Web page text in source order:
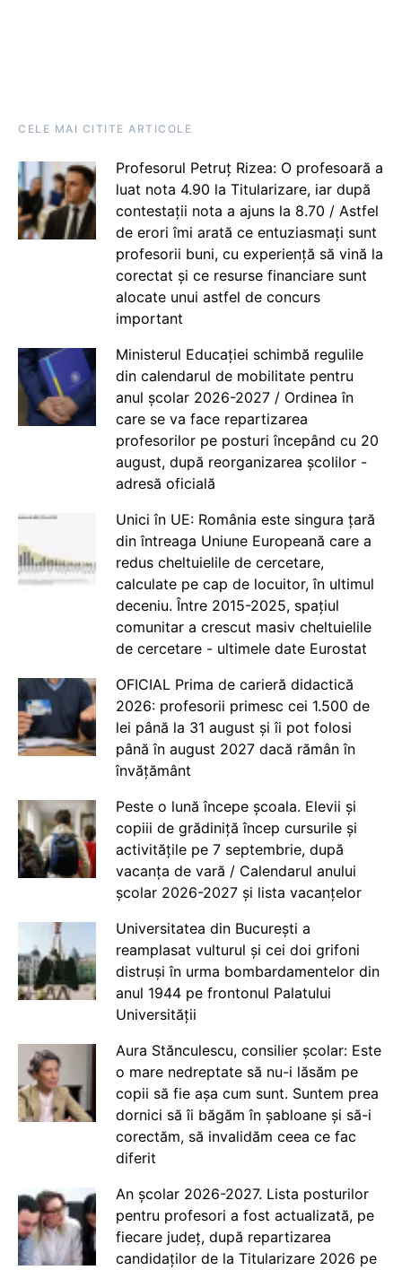
CELE MAI CITITE ARTICOLE
Profesorul Petruț Rizea: O profesoară a
luat nota 4.90 la Titularizare, iar după
contestații nota a ajuns la 8.70 / Astfel
de erori îmi arată ce entuziasmați sunt
profesorii buni, cu experiență să vină la
corectat și ce resurse financiare sunt
alocate unui astfel de concurs
important
Ministerul Educației schimbă regulile
din calendarul de mobilitate pentru
anul școlar 2026-2027 / Ordinea în
care se va face repartizarea
profesorilor pe posturi începând cu 20
august, după reorganizarea școlilor -
adresă oficială
Unici în UE: România este singura țară
din întreaga Uniune Europeană care a
redus cheltuielile de cercetare,
calculate pe cap de locuitor, în ultimul
deceniu. Între 2015-2025, spațiul
comunitar a crescut masiv cheltuielile
de cercetare - ultimele date Eurostat
OFICIAL Prima de carieră didactică
2026: profesorii primesc cei 1.500 de
lei până la 31 august și îi pot folosi
până în august 2027 dacă rămân în
învățământ
Peste o lună începe școala. Elevii și
copiii de grădiniță încep cursurile și
activitățile pe 7 septembrie, după
vacanța de vară / Calendarul anului
școlar 2026-2027 și lista vacanțelor
Universitatea din București a
reamplasat vulturul și cei doi grifoni
distruși în urma bombardamentelor din
anul 1944 pe frontonul Palatului
Universității
Aura Stănculescu, consilier școlar: Este
o mare nedreptate să nu-i lăsăm pe
copii să fie așa cum sunt. Suntem prea
dornici să îi băgăm în șabloane și să-i
corectăm, să invalidăm ceea ce fac
diferit
An școlar 2026-2027. Lista posturilor
pentru profesori a fost actualizată, pe
fiecare județ, după repartizarea
candidaților de la Titularizare 2026 pe